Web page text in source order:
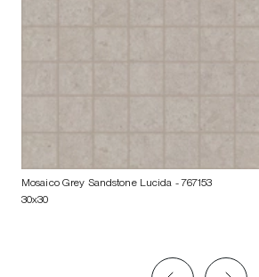
Mosaico Grey Sandstone Lucida - 767153
30x30